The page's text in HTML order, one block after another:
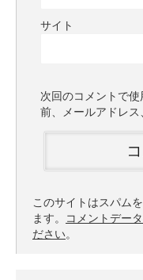
サイト
次回のコメントで
前、メールアドレス
このサイトはスパム
ます。
コメントデー
ださい。